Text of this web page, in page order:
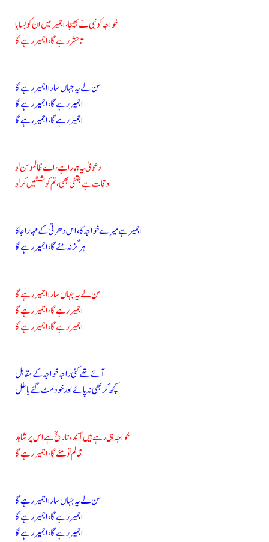
خواجہ کو نبی نے بھیجا، اجمیر میں ان کو بسایا
تا حشر رہے گا، اجمیر رہے گا
سن لے یہ جہاں سارا اجمیر رہے گا
اجمیر رہے گا، اجمیر رہے گا
اجمیر رہے گا، اجمیر رہے گا
دعویٰ یہ ہمارا ہے، اے ظالمو سن لو
اوقات ہے جتنی بھی، تم کوششیں کر لو
اجمیر ہے میرے خواجہ کا، اس دھرتی کے مہاراجا کا
ہرگز نہ مٹے گا، اجمیر رہے گا
سن لے یہ جہاں سارا اجمیر رہے گا
اجمیر رہے گا، اجمیر رہے گا
اجمیر رہے گا، اجمیر رہے گا
آئے تھے کئی راجہ خواجہ کے مقابل
کچھ کر بھی نہ پائے اور خود مٹ گئے باطل
خواجہ ہی رہے ہیں آئد، تاریخ ہے اس پر شاہد
ظالم تو مٹے گا، اجمیر رہے گا
سن لے یہ جہاں سارا اجمیر رہے گا
اجمیر رہے گا، اجمیر رہے گا
اجمیر رہے گا، اجمیر رہے گا